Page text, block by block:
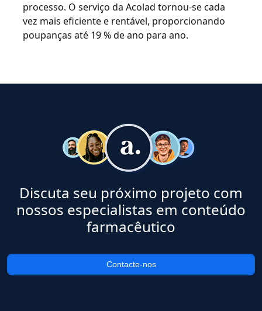
processo. O serviço da Acolad tornou-se cada
vez mais eficiente e rentável, proporcionando
poupanças até 19 % de ano para ano.
Discuta seu próximo projeto com
nossos especialistas em conteúdo
farmacêutico
Contacte-nos